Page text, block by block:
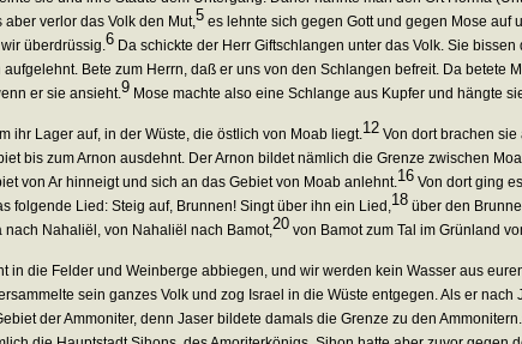
verlor das Volk den Mut,5 es lehnte sich gegen Gott und gegen Mose auf
überdrüssig.6 Da schickte der Herr Giftschlangen unter das Volk. Sie
Bete zum Herrn, daß er uns von den Schlangen befreit. Da betete
er sie ansieht.9 Mose machte also eine Schlange aus Kupfer und hängte
ihr Lager auf, in der Wüste, die östlich von Moab liegt.12 Von dort brachen
bis zum Arnon ausdehnt. Der Arnon bildet nämlich die Grenze zwischen
von Ar hinneigt und sich an das Gebiet von Moab anlehnt.16 Von dort ging
folgende Lied: Steig auf, Brunnen! Singt über ihn ein Lied,18 über den
nach Nahaliël, von Nahaliël nach Bamot,20 von Bamot zum Tal im Grünland
in die Felder und Weinberge abbiegen, und wir werden kein Wasser aus
sein ganzes Volk und zog Israel in die Wüste entgegen. Als er nach
der Ammoniter, denn Jaser bildete damals die Grenze zu den Ammonitern.